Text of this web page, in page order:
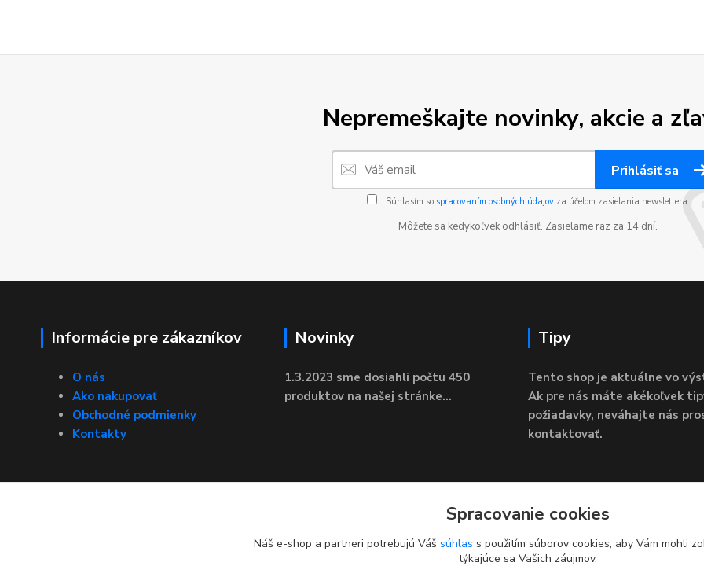
Nepremeškajte novinky, akcie a
Prihlásiť sa
Súhlasím so spracovaním osobných údajovza účelom zasielania newslettera.
Môžete sa kedykoľvek odhlásiť. Zasielame raz za 14 dní.
Informácie pre zákazníkov
O nás
Ako nakupovať
Obchodné podmienky
Kontakty
Novinky
1.3.2023 sme dosiahli počtu 450
produktov na našej stránke...
Tipy
Tento shop je aktuálne vo
Ak pre nás máte akékoľvek
požiadavky, neváhajte nás
kontaktovať.
Spracovanie cookies
Náš e-shop a partneri potrebujú Váš súhlas s použitím súborov cookies, aby Vám mohli
týkajúce sa Vašich záujmov.